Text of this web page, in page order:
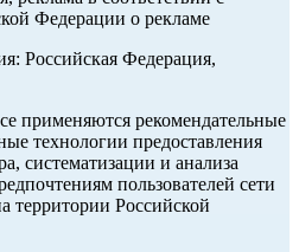
Федерации о рекламе
Российская Федерация,
применяются рекомендательные
технологии предоставления
систематизации и анализа
пользователей сети
территории Российской